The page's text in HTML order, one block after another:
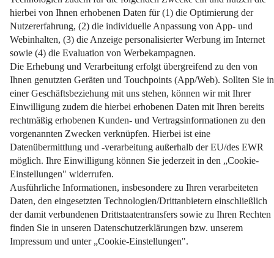
Schlagwort Materialien
Startseite
Balkonsanierung
Jetzt den Balkon in eine Wohnfühloase verwandeln!
Weiterlesen
Impressum
Datenschutz
Nutzungsbedingungen
Pflichtinformationen